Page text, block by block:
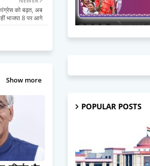
को बढ़त, अब
भाजपा 8 पर आगे
Show more
POPULAR POSTS